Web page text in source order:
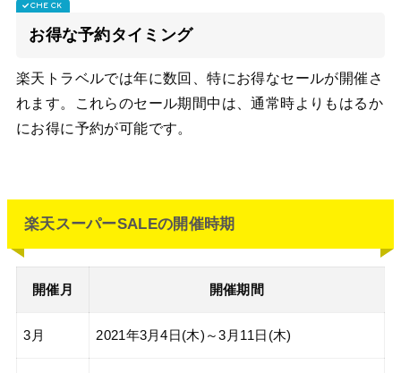
お得な予約タイミング
楽天トラベルでは年に数回、特にお得なセールが開催さ
れます。これらのセール期間中は、通常時よりもはるか
にお得に予約が可能です。
楽天スーパーSALEの開催時期
開催月 開催期間
3月 2021年3月4日(木)～3月11日(木)